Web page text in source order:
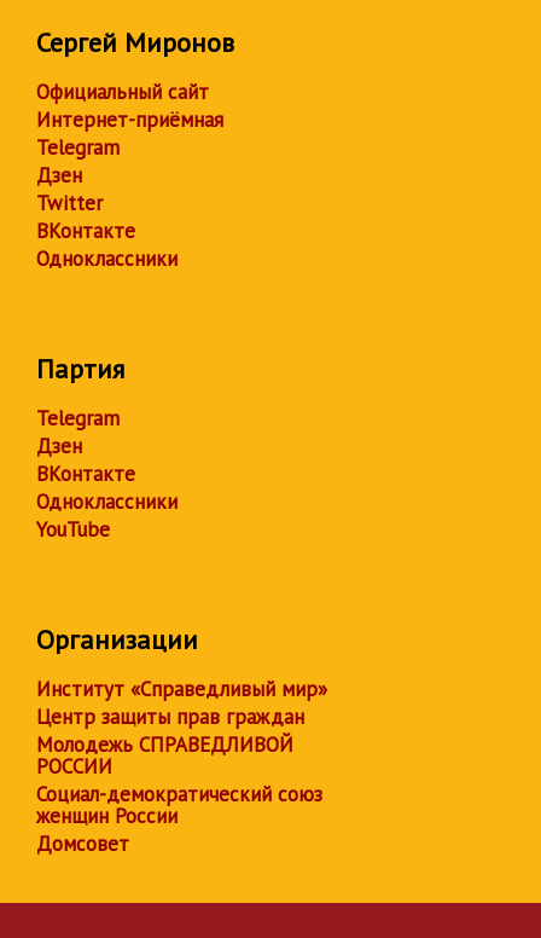
Сергей Миронов
Официальный сайт
Интернет-приёмная
Telegram
Дзен
Twitter
ВКонтакте
Одноклассники
Партия
Telegram
Дзен
ВКонтакте
Одноклассники
YouTube
Организации
Институт «Справедливый мир»
Центр защиты прав граждан
Молодежь СПРАВЕДЛИВОЙ
РОССИИ
Социал-демократический союз
женщин России
Домсовет